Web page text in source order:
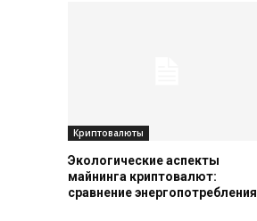
Криптовалюты
Экологические аспекты
майнинга криптовалют:
сравнение энергопотребления